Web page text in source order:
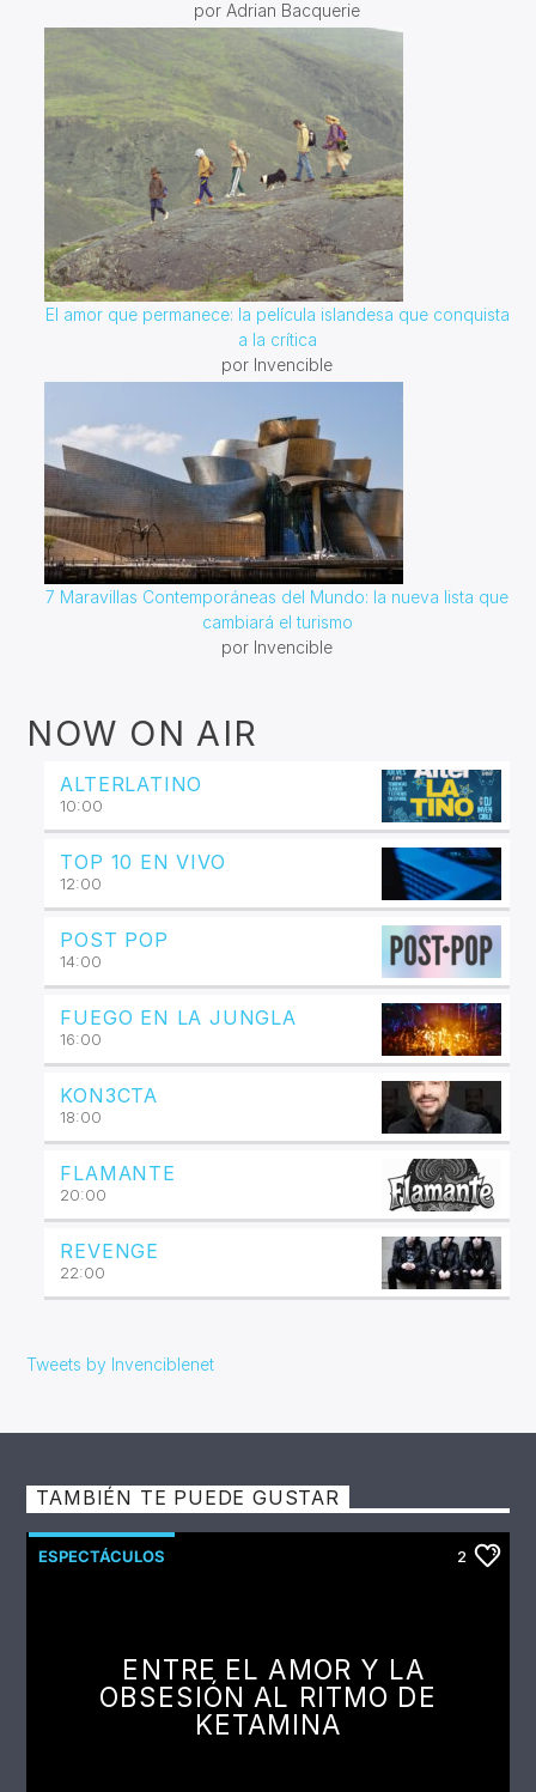
por Adrian Bacquerie
El amor que permanece: la película islandesa que conquista
a la crítica
por Invencible
7 Maravillas Contemporáneas del Mundo: la nueva lista que
cambiará el turismo
por Invencible
NOW ON AIR
ALTERLATINO
10:00
TOP 10 EN VIVO
12:00
POST POP
14:00
FUEGO EN LA JUNGLA
16:00
KON3CTA
18:00
FLAMANTE
20:00
REVENGE
22:00
Tweets by Invenciblenet
TAMBIÉN TE PUEDE GUSTAR
ESPECTÁCULOS 2
ENTRE EL AMOR Y LA
OBSESIÓN AL RITMO DE
KETAMINA